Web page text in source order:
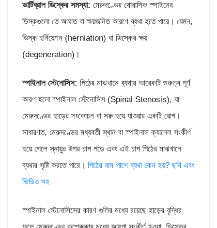
ভার্টিব্রাল ডিস্কের সমস্যা: মেরুদণ্ডের থোরাসিক স্পাইনের
ডিস্কগুলো তে আঘাত বা ক্ষয়জনিত কারণে ব্যথা হতে পারে। যেমন,
ডিস্ক হর্নিয়েশন (herniation) বা ডিস্কের ক্ষয়
(degeneration)।
স্পাইনাল স্টেনোসিস: পিঠের মাঝখানে ব্যথার আরেকটি গুরুত্ব পূর্ণ
কারণ হলো স্পাইনাল স্টেনোসিস (Spinal Stenosis), যা
মেরুদণ্ডের হাড়ের সংকোচন বা সরু হয়ে যাওয়ার একটি রোগ।
সাধারণত, মেরুদণ্ডের মধ্যবর্তী স্থান বা স্পাইনাল ক্যানেল সংকীর্ণ
হয়ে গেলে স্নায়ুর উপর চাপ পড়ে এবং এই চাপ পিঠের মাঝখানে
ব্যথার সৃষ্টি করতে পারে। পিঠের বাম পাশে ব্যথা কেন হয়? ছবি এবং
ভিডিও সহ
স্পাইনাল স্টেনোসিসের কারণ গুলির মধ্যে রয়েছে হাড়ের বৃদ্ধির